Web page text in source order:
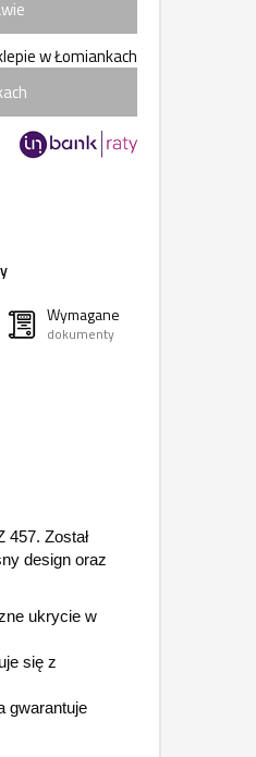
w Łomiankach
Wymagane
dokumenty
Został
design oraz
ukrycie w
się z
gwarantuje